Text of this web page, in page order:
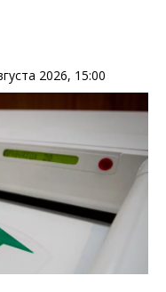
2026, 15:00